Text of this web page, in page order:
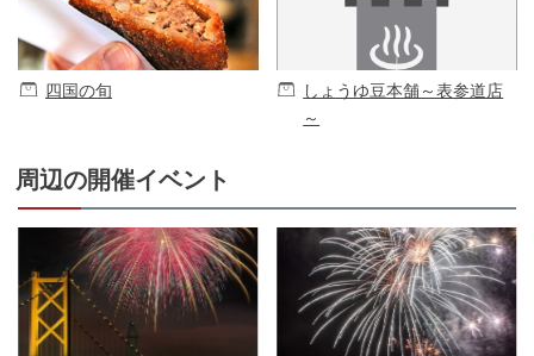
四国の旬
しょうゆ豆本舗～表参道店
～
周辺の開催イベント